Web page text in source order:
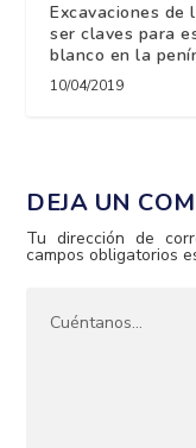
Excavaciones de
ser claves para
blanco en la
10/04/2019
DEJA UN
Tu dirección de
campos obligatorios